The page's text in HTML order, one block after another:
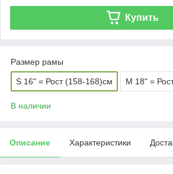
Купить
Размер рамы
S 16" = Рост (158-168)см M 18" =
В наличии
Описание Характеристики